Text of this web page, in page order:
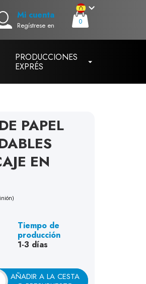
Mi cuenta
Regístrese en 0
PRODUCCIONES
EXPRÉS
PAPEL
EN
Tiempo de
producción
1-3 días
AÑADIR A LA CESTA